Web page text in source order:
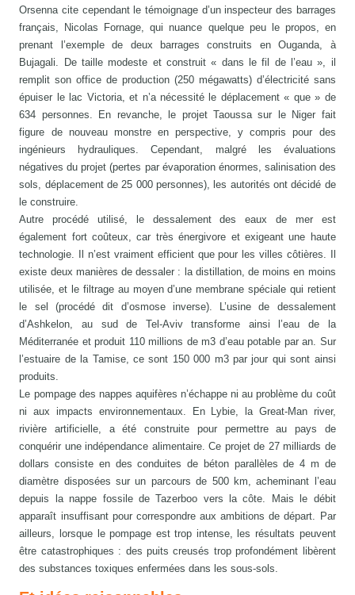
Orsenna cite cependant le témoignage d’un inspecteur des barrages
français, Nicolas Fornage, qui nuance quelque peu le propos, en
prenant l’exemple de deux barrages construits en Ouganda, à
Bujagali. De taille modeste et construit « dans le fil de l’eau », il
remplit son office de production (250 mégawatts) d’électricité sans
épuiser le lac Victoria, et n’a nécessité le déplacement « que » de
634 personnes. En revanche, le projet Taoussa sur le Niger fait
figure de nouveau monstre en perspective, y compris pour des
ingénieurs hydrauliques. Cependant, malgré les évaluations
négatives du projet (pertes par évaporation énormes, salinisation des
sols, déplacement de 25 000 personnes), les autorités ont décidé de
le construire.
Autre procédé utilisé, le dessalement des eaux de mer est
également fort coûteux, car très énergivore et exigeant une haute
technologie. Il n’est vraiment efficient que pour les villes côtières. Il
existe deux manières de dessaler : la distillation, de moins en moins
utilisée, et le filtrage au moyen d’une membrane spéciale qui retient
le sel (procédé dit d’osmose inverse). L’usine de dessalement
d’Ashkelon, au sud de Tel-Aviv transforme ainsi l’eau de la
Méditerranée et produit 110 millions de m3 d’eau potable par an. Sur
l’estuaire de la Tamise, ce sont 150 000 m3 par jour qui sont ainsi
produits.
Le pompage des nappes aquifères n’échappe ni au problème du coût
ni aux impacts environnementaux. En Lybie, la Great-Man river,
rivière artificielle, a été construite pour permettre au pays de
conquérir une indépendance alimentaire. Ce projet de 27 milliards de
dollars consiste en des conduites de béton parallèles de 4 m de
diamètre disposées sur un parcours de 500 km, acheminant l’eau
depuis la nappe fossile de Tazerboo vers la côte. Mais le débit
apparaît insuffisant pour correspondre aux ambitions de départ. Par
ailleurs, lorsque le pompage est trop intense, les résultats peuvent
être catastrophiques : des puits creusés trop profondément libèrent
des substances toxiques enfermées dans les sous-sols.